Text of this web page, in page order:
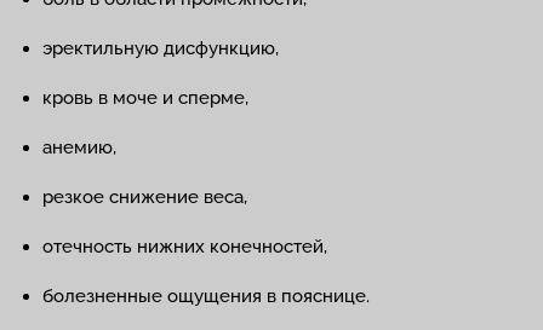
эректильную дисфункцию,
кровь в моче и сперме,
анемию,
резкое снижение веса,
отечность нижних конечностей,
болезненные ощущения в пояснице.